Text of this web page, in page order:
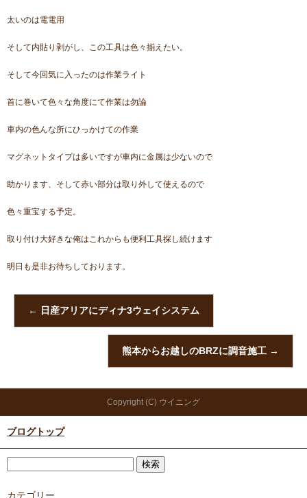
太いのは電電用
そして内貼り剥がし、この工具は色々揃えたい。
そして今回気に入ったのは作業ライト
首に巻いて色々な角度にて作業は勿論
車内の色んな所にひっかけての作業
マグネットタイプは多いですが車内に金属は少ないので
助かります、そして赤い部分は取り外して使えるので
色々重宝する予定。
取り付け大好きな俺はこれからも便利工具探し続けます
明日も是非お待ちしております。
← 日産アリアにディナ3ウェイシステム
熊本からお越しのBRZに調音施工 →
Copyright (C) ウイニング
ブログトップ
カテゴリー